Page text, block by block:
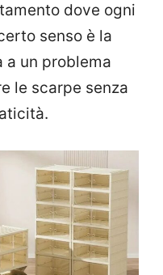
dove ogni
senso è la
a un problema
le scarpe senza